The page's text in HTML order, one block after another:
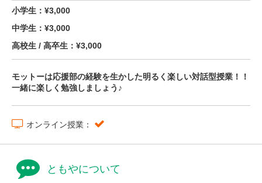
小学生：¥3,000
中学生：¥3,000
高校生 / 高卒生：¥3,000
モットーは応援部の経験を生かした明るく楽しい対話型授業！！
一緒に楽しく勉強しましょう♪
オンライン授業：
ともやについて